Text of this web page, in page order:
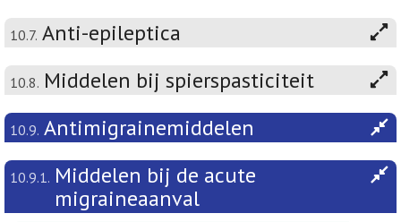
10.7. Anti-epileptica
10.8. Middelen bij spierspasticiteit
10.9. Antimigrainemiddelen
10.9.1. Middelen bij de acute
migraineaanval